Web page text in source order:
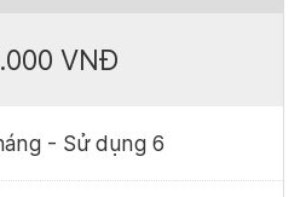
VNĐ
- Sử dụng 6